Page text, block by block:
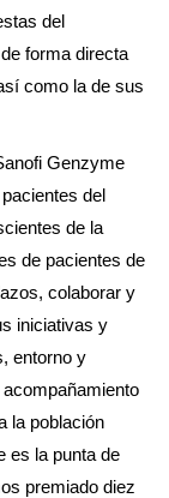
del
forma directa
como la de sus
Genzyme
del
de la
de pacientes de
colaborar y
iniciativas y
entorno y
la población
es la punta de
premiado diez